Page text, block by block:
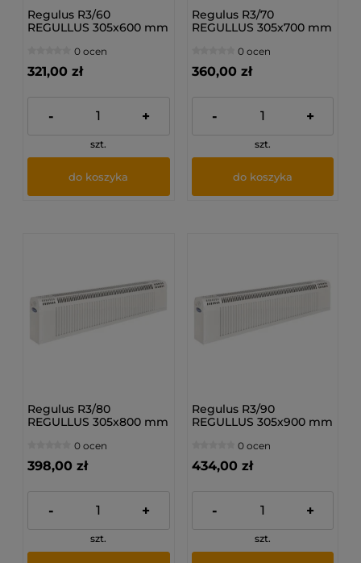
Regulus R3/60
REGULLUS 305x600 mm
bocznozasilany
0 ocen
321,00 zł
- +
szt.
do koszyka
Regulus R3/70
REGULLUS 305x700 mm
bocznozasilany
0 ocen
360,00 zł
- +
szt.
do koszyka
Regulus R3/80
REGULLUS 305x800 mm
bocznozasilany
0 ocen
398,00 zł
- +
szt.
Regulus R3/90
REGULLUS 305x900 mm
bocznozasilany
0 ocen
434,00 zł
- +
szt.